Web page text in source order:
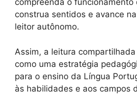
compreenda o funcionamento
construa sentidos e avance
leitor autônomo.
Assim, a leitura
como uma estratégia
para o ensino da Língua
às habilidades e aos campos